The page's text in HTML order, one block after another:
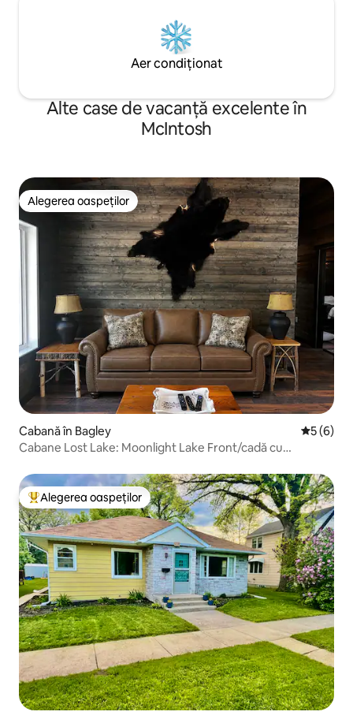
Aer condiționat
Alte case de vacanță excelente în
McIntosh
Alegerea oaspeților
Alegerea oaspeților
Cabană în Bagley Scor
5 (6)
Cabane Lost Lake: Moonlight Lake Front/cadă cu
Locuință din topul categoriei Alegerea oaspeților
Alegerea oaspeților